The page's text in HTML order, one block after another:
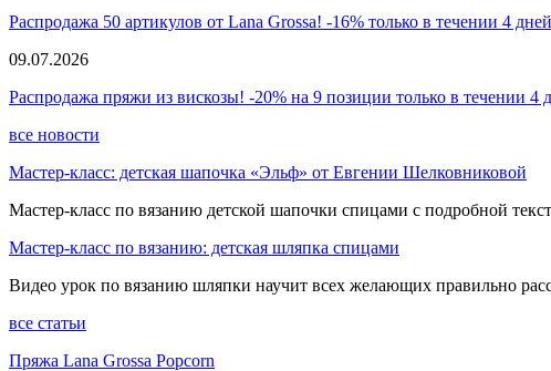
Распродажа 50 артикулов от Lana Grossa! -16% только в течении 4
09.07.2026
Распродажа пряжи из вискозы! -20% на 9 позиции только в течении 4
все новости
Мастер-класс: детская шапочка «Эльф» от Евгении Шелковниковой
Мастер-класс по вязанию детской шапочки спицами с подробной
Мастер-класс по вязанию: детская шляпка спицами
Видео урок по вязанию шляпки научит всех желающих правильно
все статьи
Пряжа Lana Grossa Popcorn